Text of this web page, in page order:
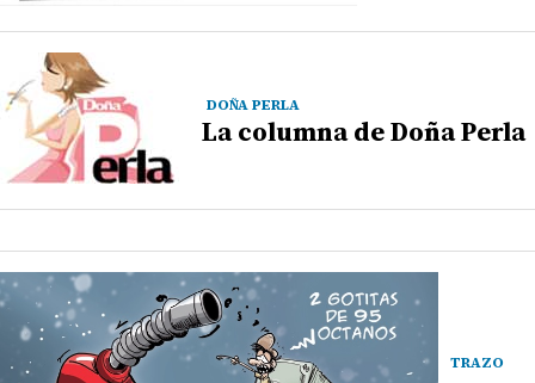
DOÑA PERLA
La columna de Doña Perla
TRAZO